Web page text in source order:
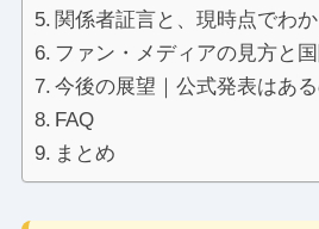
関係者証言と、現時点でわ
ファン・メディアの見方と
今後の展望｜公式発表はあ
FAQ
まとめ